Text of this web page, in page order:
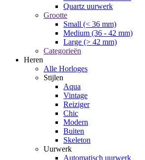
Quartz uurwerk
Grootte
Small (< 36 mm)
Medium (36 - 42 mm)
Large (> 42 mm)
Categorieën
Heren
Alle Horloges
Stijlen
Aqua
Vintage
Reiziger
Chic
Modern
Buiten
Skeleton
Uurwerk
Automatisch uurwerk